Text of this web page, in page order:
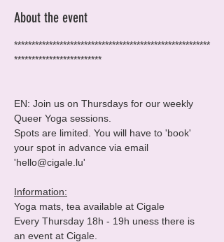
About the event
********************************************************
*************************
EN: Join us on Thursdays for our weekly
Queer Yoga sessions.
Spots are limited. You will have to 'book'
your spot in advance via email
'hello@cigale.lu'
Information:
Yoga mats, tea available at Cigale
Every Thursday 18h - 19h uness there is
an event at Cigale.